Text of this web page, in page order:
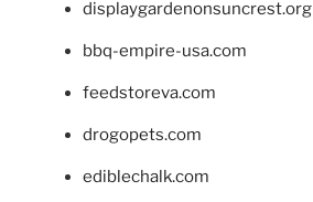
displaygardenonsuncrest.org
bbq-empire-usa.com
feedstoreva.com
drogopets.com
ediblechalk.com